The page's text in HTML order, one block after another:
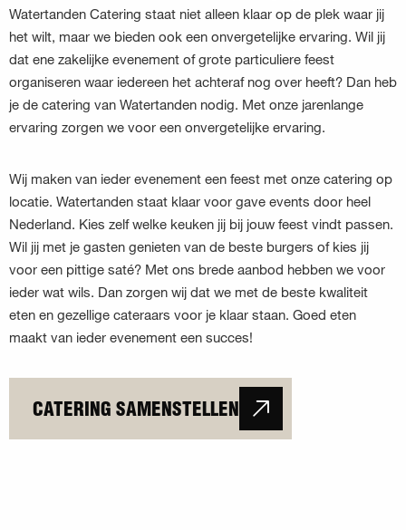
Watertanden Catering staat niet alleen klaar op de plek waar jij
het wilt, maar we bieden ook een onvergetelijke ervaring. Wil jij
dat ene zakelijke evenement of grote particuliere feest
organiseren waar iedereen het achteraf nog over heeft? Dan heb
je de catering van Watertanden nodig. Met onze jarenlange
ervaring zorgen we voor een onvergetelijke ervaring.
Wij maken van ieder evenement een feest met onze catering op
locatie. Watertanden staat klaar voor gave events door heel
Nederland. Kies zelf welke keuken jij bij jouw feest vindt passen.
Wil jij met je gasten genieten van de beste burgers of kies jij
voor een pittige saté? Met ons brede aanbod hebben we voor
ieder wat wils. Dan zorgen wij dat we met de beste kwaliteit
eten en gezellige cateraars voor je klaar staan. Goed eten
maakt van ieder evenement een succes!
CATERING SAMENSTELLEN